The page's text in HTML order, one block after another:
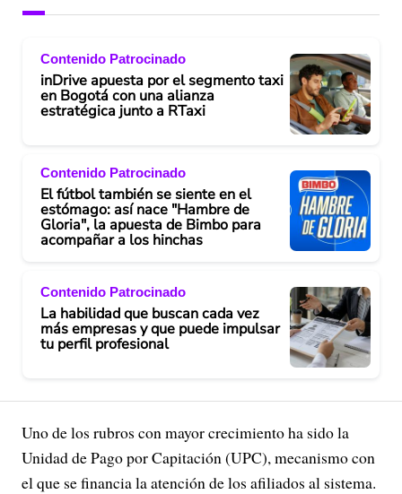
Contenido Patrocinado
inDrive apuesta por el segmento taxi
en Bogotá con una alianza
estratégica junto a RTaxi
Contenido Patrocinado
El fútbol también se siente en el
estómago: así nace "Hambre de
Gloria", la apuesta de Bimbo para
acompañar a los hinchas
Contenido Patrocinado
La habilidad que buscan cada vez
más empresas y que puede impulsar
tu perfil profesional
Uno de los rubros con mayor crecimiento ha sido la
Unidad de Pago por Capitación (UPC), mecanismo con
el que se financia la atención de los afiliados al sistema.